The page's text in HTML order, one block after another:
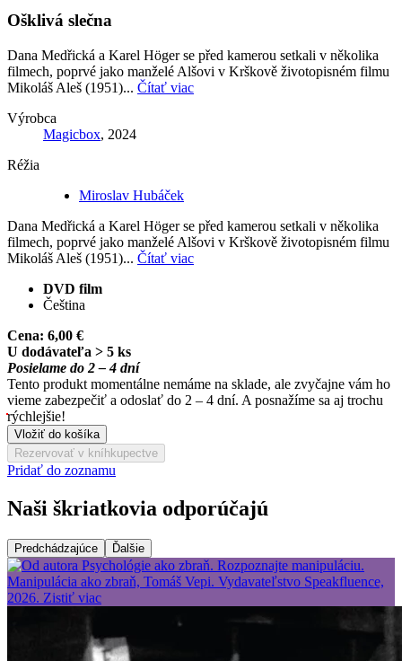
Ošklivá slečna
Dana Medřická a Karel Höger se před kamerou setkali v několika
filmech, poprvé jako manželé Alšovi v Krškově životopisném filmu
Mikoláš Aleš (1951)... Čítať viac
Výrobca
Magicbox, 2024
Réžia
Miroslav Hubáček
Dana Medřická a Karel Höger se před kamerou setkali v několika
filmech, poprvé jako manželé Alšovi v Krškově životopisném filmu
Mikoláš Aleš (1951)... Čítať viac
DVD film
Čeština
Cena: 6,00 €
U dodávateľa > 5 ks
Posielame do 2 – 4 dní
Tento produkt momentálne nemáme na sklade, ale zvyčajne vám ho
vieme zabezpečiť a odoslať do 2 – 4 dní. A posnažíme sa aj trochu
rýchlejšie!
Vložiť do košíka
Rezervovať v kníhkupectve
Pridať do zoznamu
Naši škriatkovia odporúčajú
Predchádzajúce Ďalšie